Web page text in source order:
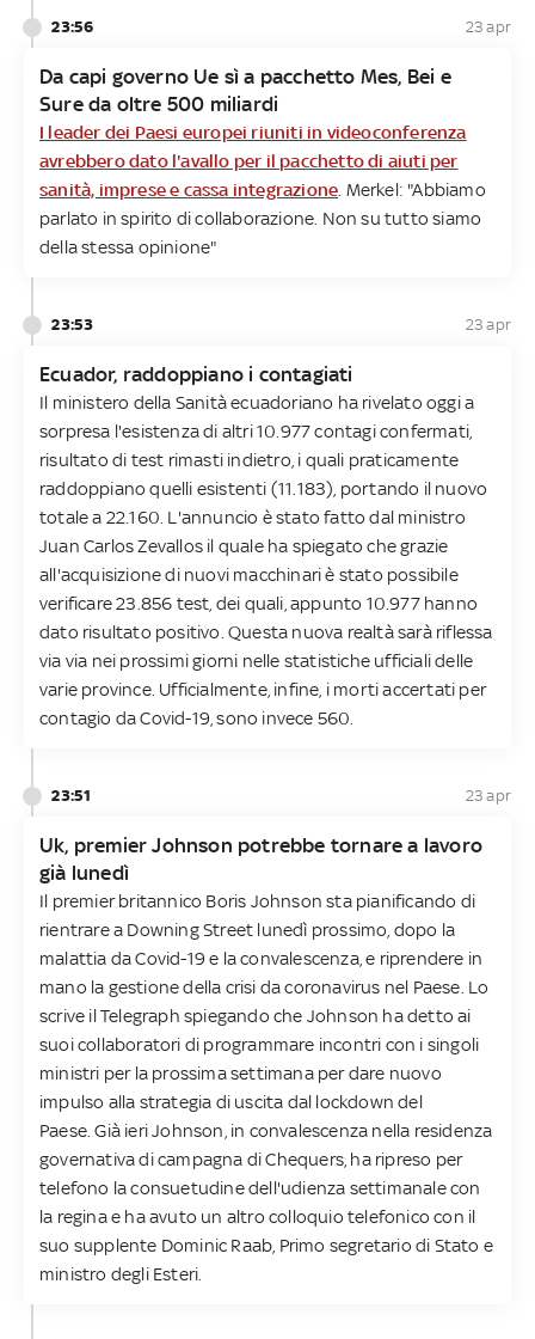
23:56 23 apr
Da capi governo Ue sì a pacchetto Mes, Bei e
Sure da oltre 500 miliardi
I leader dei Paesi europei riuniti in videoconferenza
avrebbero dato l'avallo per il pacchetto di aiuti per
sanità, imprese e cassa integrazione . Merkel: "Abbiamo
parlato in spirito di collaborazione. Non su tutto siamo
della stessa opinione"
23:53 23 apr
Ecuador, raddoppiano i contagiati
Il ministero della Sanità ecuadoriano ha rivelato oggi a
sorpresa l'esistenza di altri 10.977 contagi confermati,
risultato di test rimasti indietro, i quali praticamente
raddoppiano quelli esistenti (11.183), portando il nuovo
totale a 22.160. L'annuncio è stato fatto dal ministro
Juan Carlos Zevallos il quale ha spiegato che grazie
all'acquisizione di nuovi macchinari è stato possibile
verificare 23.856 test, dei quali, appunto 10.977 hanno
dato risultato positivo. Questa nuova realtà sarà riflessa
via via nei prossimi giorni nelle statistiche ufficiali delle
varie province. Ufficialmente, infine, i morti accertati per
contagio da Covid-19, sono invece 560.
23:51 23 apr
Uk, premier Johnson potrebbe tornare a lavoro
già lunedì
Il premier britannico Boris Johnson sta pianificando di
rientrare a Downing Street lunedì prossimo, dopo la
malattia da Covid-19 e la convalescenza, e riprendere in
mano la gestione della crisi da coronavirus nel Paese. Lo
scrive il Telegraph spiegando che Johnson ha detto ai
suoi collaboratori di programmare incontri con i singoli
ministri per la prossima settimana per dare nuovo
impulso alla strategia di uscita dal lockdown del
Paese. Già ieri Johnson, in convalescenza nella residenza
governativa di campagna di Chequers, ha ripreso per
telefono la consuetudine dell'udienza settimanale con
la regina e ha avuto un altro colloquio telefonico con il
suo supplente Dominic Raab, Primo segretario di Stato e
ministro degli Esteri.